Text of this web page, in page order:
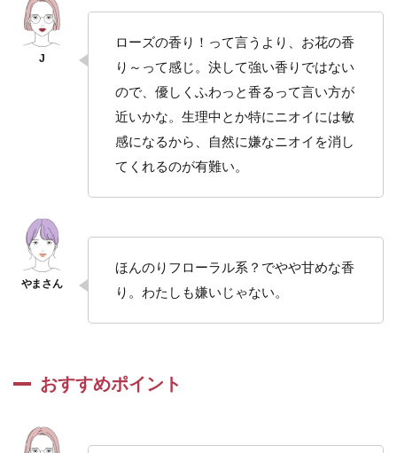
ローズの香り！って言うより、お花の香
り～って感じ。決して強い香りではない
ので、優しくふわっと香るって言い方が
近いかな。生理中とか特にニオイには敏
感になるから、自然に嫌なニオイを消し
てくれるのが有難い。
ほんのりフローラル系？でやや甘めな香
り。わたしも嫌いじゃない。
おすすめポイント